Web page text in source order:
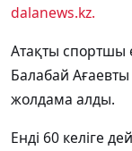
dalanews.kz.
Атақты спортшы
Балабай
жолдама алды.
Енді 60 келіге